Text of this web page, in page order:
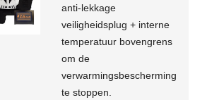
anti-lekkage
veiligheidsplug + interne
temperatuur bovengrens
om de
verwarmingsbescherming
te stoppen.